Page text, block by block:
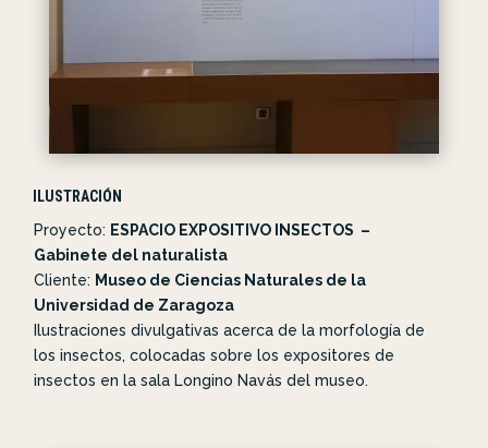
ILUSTRACIÓN
Proyecto: ESPACIO EXPOSITIVO INSECTOS –
Gabinete del naturalista
Cliente: Museo de Ciencias Naturales de la
Universidad de Zaragoza
Ilustraciones divulgativas acerca de la morfología de
los insectos, colocadas sobre los expositores de
insectos en la sala Longino Navás del museo.